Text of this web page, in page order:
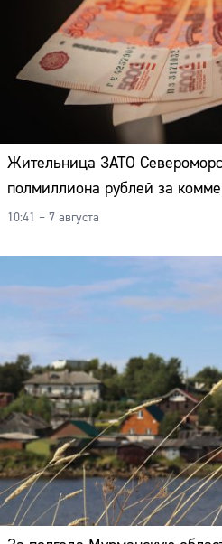
Жительница ЗАТО
полмиллиона рублей за
10:41 – 7 августа
Сайт: